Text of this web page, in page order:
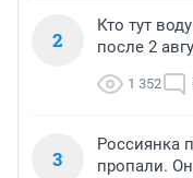
2
Кто тут
после 2
1 352
3
Россиянка
пропали.